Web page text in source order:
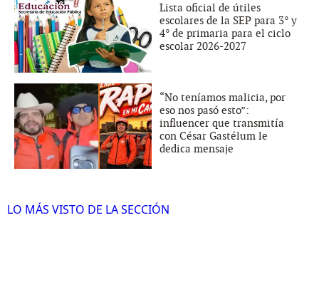
Lista oficial de útiles
escolares de la SEP para 3° y
4° de primaria para el ciclo
escolar 2026-2027
“No teníamos malicia, por
eso nos pasó esto”:
influencer que transmitía
con César Gastélum le
dedica mensaje
LO MÁS VISTO DE LA SECCIÓN